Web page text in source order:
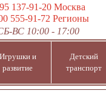
137-91-20Москва
555-91-72 Регионы
ВС 10:00 - 17:00
Игрушки и
развитие
Детский
транспорт